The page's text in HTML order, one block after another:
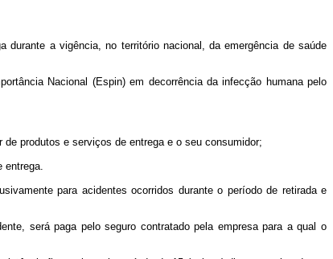
durante a vigência, no território nacional, da emergência de saúde
Nacional (Espin) em decorrência da infecção humana pelo
produtos e serviços de entrega e o seu consumidor;
entrega.
para acidentes ocorridos durante o período de retirada e
será paga pelo seguro contratado pela empresa para a qual o